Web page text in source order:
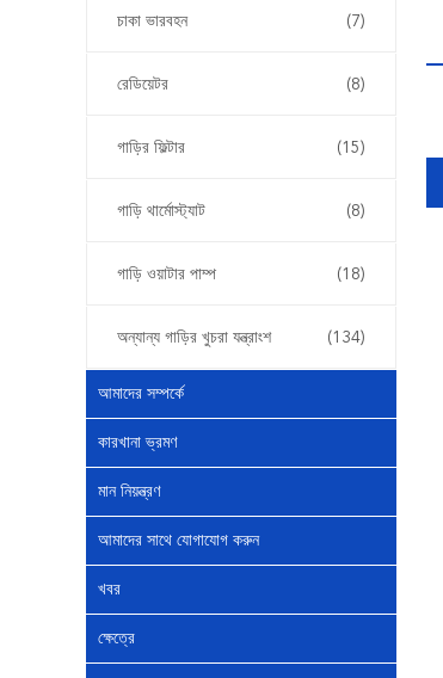
চাকা ভারবহন (7)
রেডিয়েটর (8)
গাড়ির ফিল্টার (15)
গাড়ি থার্মোস্ট্যাট (8)
গাড়ি ওয়াটার পাম্প (18)
অন্যান্য গাড়ির খুচরা যন্ত্রাংশ (134)
আমাদের সম্পর্কে
কারখানা ভ্রমণ
মান নিয়ন্ত্রণ
আমাদের সাথে যোগাযোগ করুন
খবর
ক্ষেত্রে